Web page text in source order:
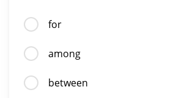
for
among
between